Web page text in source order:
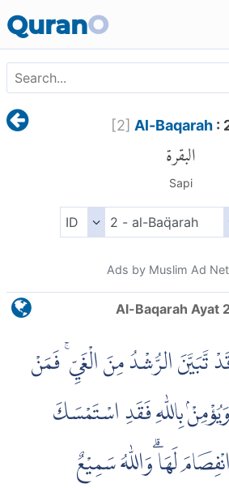
QuranO
[2] Al-Baqarah:
البقرة
Sapi
Ads by Muslim Ad
Al-Baqarah Ayat
قَدْ تَّبَيَّنَ الرُّشْدُ مِنَ الْغَيِّ ۚ فَمَنْ
بِاللّٰهِ فَقَدِ اسْتَمْسَكَ
لَهَا ۗوَاللّٰهُ سَمِيْعٌ